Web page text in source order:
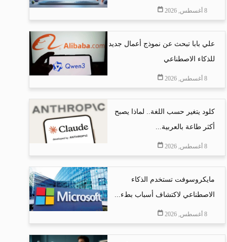
8 أغسطس, 2026
علي بابا تبحث عن نموذج أعمال جديد
للذكاء الاصطناعي
8 أغسطس, 2026
كلود يتغير حسب اللغة.. لماذا يصبح
أكثر طاعة بالعربية...
8 أغسطس, 2026
مايكروسوفت تستخدم الذكاء
الاصطناعي لاكتشاف أسباب بطء...
8 أغسطس, 2026